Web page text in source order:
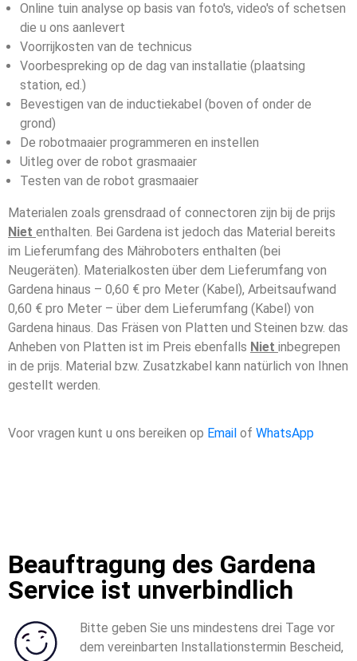
Online tuin analyse op basis van foto's, video's of schetsen
die u ons aanlevert
Voorrijkosten van de technicus
Voorbespreking op de dag van installatie (plaatsing
station, ed.)
Bevestigen van de inductiekabel (boven of onder de
grond)
De robotmaaier programmeren en instellen
Uitleg over de robot grasmaaier
Testen van de robot grasmaaier
Materialen zoals grensdraad of connectoren zijn bij de prijs
Niet enthalten. Bei Gardena ist jedoch das Material bereits
im Lieferumfang des Mähroboters enthalten (bei
Neugeräten). Materialkosten über dem Lieferumfang von
Gardena hinaus – 0,60 € pro Meter (Kabel), Arbeitsaufwand
0,60 € pro Meter – über dem Lieferumfang (Kabel) von
Gardena hinaus. Das Fräsen von Platten und Steinen bzw. das
Anheben von Platten ist im Preis ebenfalls Niet inbegrepen
in de prijs. Material bzw. Zusatzkabel kann natürlich von Ihnen
gestellt werden.
Voor vragen kunt u ons bereiken op Email of WhatsApp
Beauftragung des Gardena
Service ist unverbindlich
Bitte geben Sie uns mindestens drei Tage vor
dem vereinbarten Installationstermin Bescheid,